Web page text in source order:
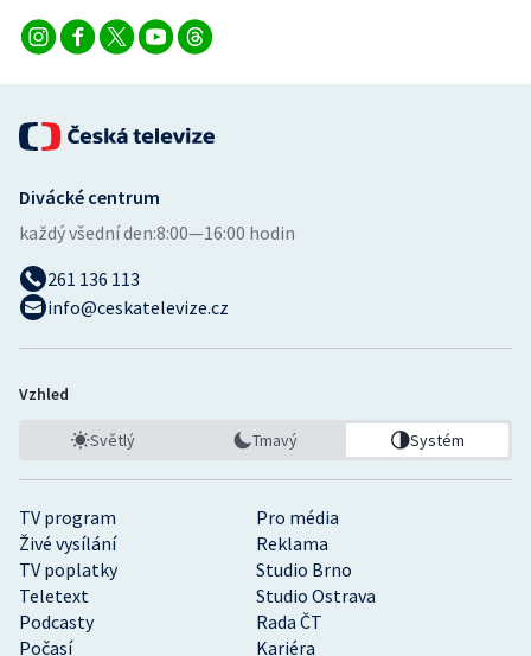
TV program
Pro média
Živé vysílání
Reklama
TV poplatky
Studio Brno
Teletext
Studio Ostrava
Podcasty
Rada ČT
Počasí
Kariéra
Divácké centrum
každý všední den:8:00—16:00 hodin
261 136 113
info@ceskatelevize.cz
Vzhled
Světlý Tmavý Systém